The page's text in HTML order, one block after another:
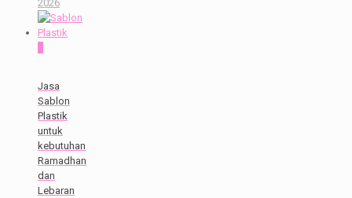
2026
Jasa
Sablon
Plastik
untuk
kebutuhan
Ramadhan
dan
Lebaran